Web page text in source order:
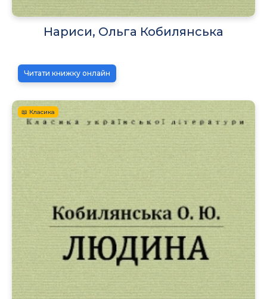
Нариси, Ольга Кобилянська
Читати книжку онлайн
📖 Класика